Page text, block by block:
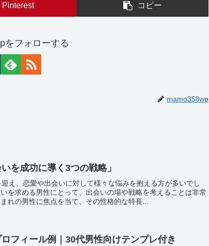
Pinterest コピー
をフォローする
mamo358wp
を成功に導く3つの戦略」
え、恋愛や出会いに対して様々な悩みを抱える方が多いでし
を求める男性にとって、出会いの場や戦略を考えることは非常
れの男性に焦点を当て、その性格的な特長...
フィール例｜30代男性向けテンプレ付き